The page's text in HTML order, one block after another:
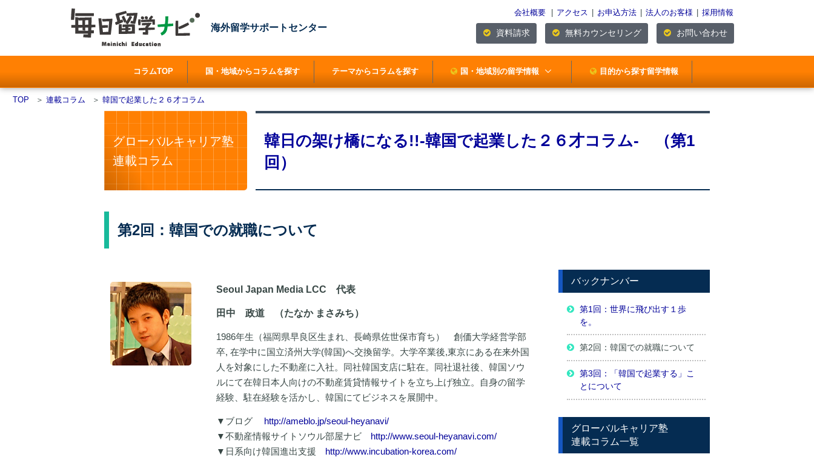
海外留学サポートセンター
会社概要 アクセス お申込方法 法人のお客様 採用情報
資料請求 無料カウンセリング お問い合わせ
コラムTOP 国・地域からコラムを探す テーマからコラムを探す 国・地域別の留学情報 目的から探す留学情報
TOP ＞ 連載コラム ＞ 韓国で起業した２６才コラム
グローバルキャリア塾
連載コラム
韓日の架け橋になる!!-韓国で起業した２６才コラム- （第1
回）
第2回：韓国での就職について
Seoul Japan Media LCC 代表
田中 政道 （たなか まさみち）
1986年生（福岡県早良区生まれ、長崎県佐世保市育ち） 創価大学経営学部
卒, 在学中に国立済州大学(韓国)へ交換留学。大学卒業後,東京にある在来外国
人を対象にした不動産に入社。同社韓国支店に駐在。同社退社後、韓国ソウ
ルにて在韓日本人向けの不動産賃貸情報サイトを立ち上げ独立。自身の留学
経験、駐在経験を活かし、韓国にてビジネスを展開中。
▼ブログ http://ameblo.jp/seoul-heyanavi/
▼不動産情報サイトソウル部屋ナビ http://www.seoul-heyanavi.com/
▼日系向け韓国進出支援 http://www.incubation-korea.com/
バックナンバー
第1回：世界に飛び出す１歩
を。
第2回：韓国での就職について
第3回：「韓国で起業する」こ
とについて
グローバルキャリア塾
連載コラム一覧